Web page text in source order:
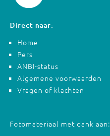
Direct naar:
Home
Pers
ANBI-status
Algemene voorwaarden
Vragen of klachten
Fotomateriaal met dank aan: